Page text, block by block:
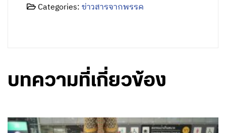
Categories:ข่าวสารจากพรรค
บทความที่เกี่ยวข้อง